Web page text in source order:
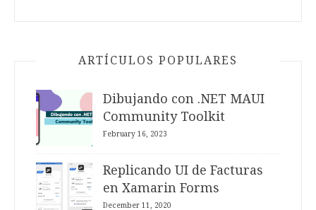
ARTÍCULOS POPULARES
Dibujando con .NET MAUI
Community Toolkit
February 16, 2023
Replicando UI de Facturas
en Xamarin Forms
December 11, 2020